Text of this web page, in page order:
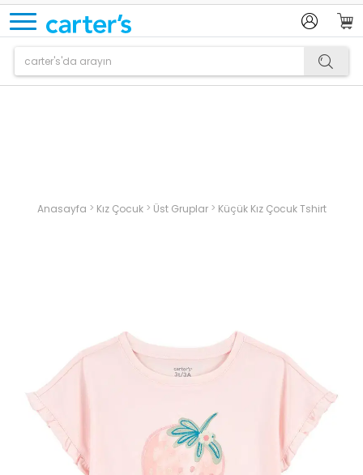
Anasayfa > Kız Çocuk > Üst Gruplar > Küçük Kız Çocuk Tshirt
Ürün sepetinize eklenmiştir.